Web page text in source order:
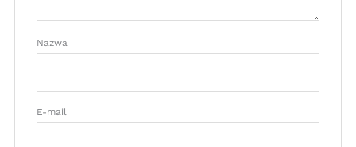
Nazwa
E-mail